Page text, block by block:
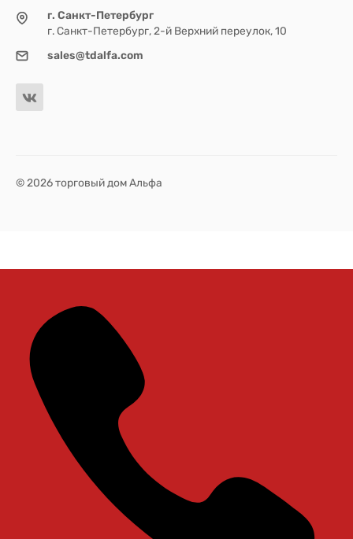
г. Санкт-Петербург
г. Санкт-Петербург, 2-й Верхний переулок, 10
sales@tdalfa.com
© 2026 торговый дом Альфа